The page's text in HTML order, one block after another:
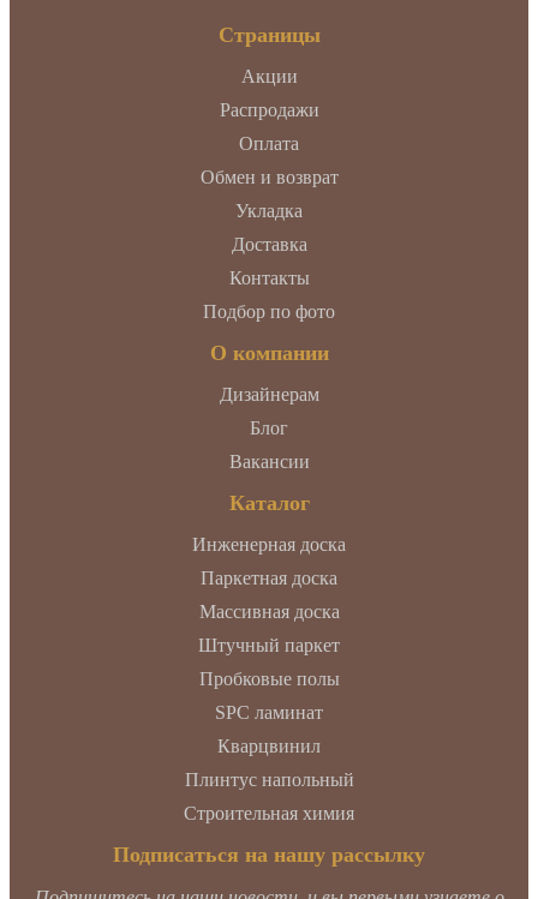
Страницы
Акции
Распродажи
Оплата
Обмен и возврат
Укладка
Доставка
Контакты
Подбор по фото
О компании
Дизайнерам
Блог
Вакансии
Каталог
Инженерная доска
Паркетная доска
Массивная доска
Штучный паркет
Пробковые полы
SPC ламинат
Кварцвинил
Плинтус напольный
Строительная химия
Подписаться на нашу рассылку